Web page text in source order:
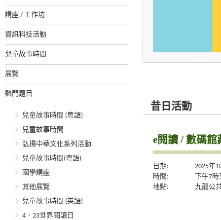
講座 / 工作坊
資訊科技活動
兒童故事時間
展覽
熱門題目
兒童故事時間 (粵語)
兒童故事時間
弘揚中華文化系列活動
兒童故事時間(粵語)
國學講座
其他展覽
兒童故事時間 (英語)
4．23世界閱讀日
昔日活動
e閱讀 / 數碼館
日期:
2025年
時間:
下午7
地點:
九龍公